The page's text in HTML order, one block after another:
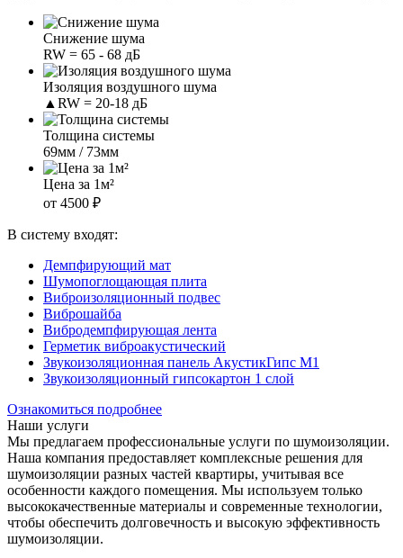
Снижение шума
RW = 65 - 68 дБ
Изоляция воздушного шума
▲RW = 20-18 дБ
Толщина системы
69мм / 73мм
Цена за 1м²
от 4500 ₽
В систему входят:
Демпфирующий мат
Шумопоглощающая плита
Виброизоляционный подвес
Виброшайба
Вибродемпфирующая лента
Герметик виброакустический
Звукоизоляционная панель АкустикГипс М1
Звукоизоляционный гипсокартон 1 слой
Ознакомиться подробнее
Наши услуги
Мы предлагаем профессиональные услуги по шумоизоляции.
Наша компания предоставляет комплексные решения для
шумоизоляции разных частей квартиры, учитывая все
особенности каждого помещения. Мы используем только
высококачественные материалы и современные технологии,
чтобы обеспечить долговечность и высокую эффективность
шумоизоляции.